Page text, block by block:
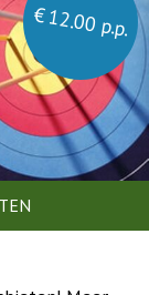
€ 12.00 p.p.